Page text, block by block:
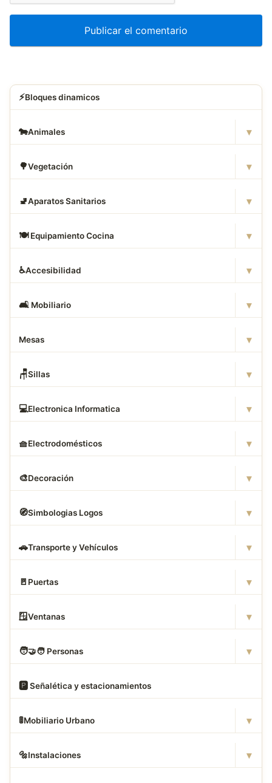
⚡Bloques dinamicos
🐄Animales ▾
🌳Vegetación ▾
🚽Aparatos Sanitarios ▾
🍽️ Equipamiento Cocina ▾
♿Accesibilidad ▾
🛋 ️ Mobiliario ▾
Mesas ▾
🪑Sillas ▾
💻Electronica Informatica ▾
🧺Electrodomésticos ▾
🎨Decoración ▾
🧭Simbologias Logos ▾
🚗Transporte y Vehículos ▾
🚪 Puertas ▾
🪟Ventanas ▾
🧑‍🤝‍🧑 Personas ▾
🅿️ Señalética y estacionamientos
🚦Mobiliario Urbano ▾
🔩Instalaciones ▾